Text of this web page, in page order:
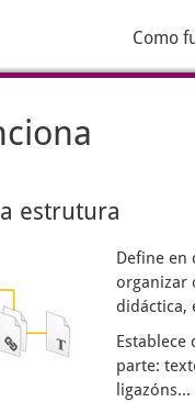
Como
estrutura
Define en
organizar
didáctica,
Establece
parte:
ligazóns...